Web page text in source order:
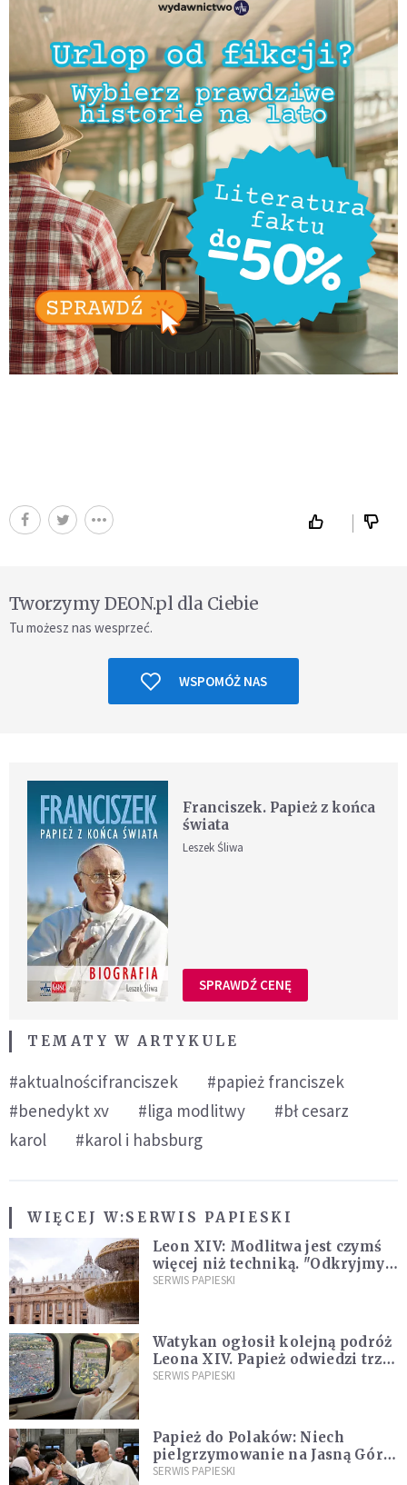
Tworzymy DEON.pl dla Ciebie
Tu możesz nas wesprzeć.
WSPOMÓŻ NAS
Franciszek. Papież z końca
świata
Leszek Śliwa
SPRAWDŹ CENĘ
TEMATY W ARTYKULE
#aktualnościfranciszek
#papież franciszek
#benedykt xv
#liga modlitwy
#bł cesarz
karol
#karol i habsburg
WIĘCEJ W:SERWIS PAPIESKI
Leon XIV: Modlitwa jest czymś
więcej niż techniką. "Odkryjmy
ją na nowo"
SERWIS PAPIESKI
Watykan ogłosił kolejną podróż
Leona XIV. Papież odwiedzi trzy
kraje Ameryki Południowej
SERWIS PAPIESKI
Papież do Polaków: Niech
pielgrzymowanie na Jasną Górę
umocni wiarę i nadzieję
SERWIS PAPIESKI